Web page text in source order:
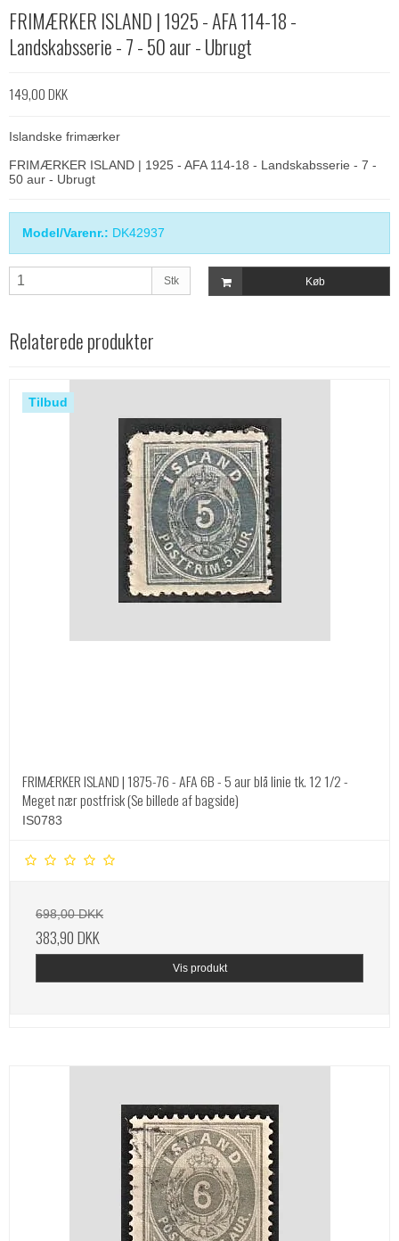
FRIMÆRKER ISLAND | 1925 - AFA 114-18 -
Landskabsserie - 7 - 50 aur - Ubrugt
149,00 DKK
Islandske frimærker
FRIMÆRKER ISLAND | 1925 - AFA 114-18 - Landskabsserie - 7 -
50 aur - Ubrugt
Model/Varenr.: DK42937
Stk Køb
Relaterede produkter
Tilbud
FRIMÆRKER ISLAND | 1875-76 - AFA 6B - 5 aur blå linie tk. 12 1/2 -
Meget nær postfrisk (Se billede af bagside)
IS0783
698,00 DKK
383,90 DKK
Vis produkt